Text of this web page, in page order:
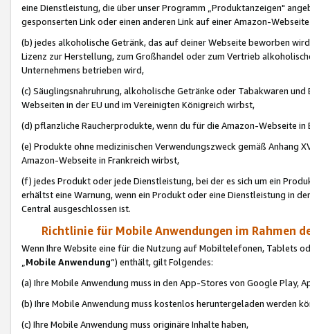
eine Dienstleistung, die über unser Programm „Produktanzeigen"
gesponserten Link oder einen anderen Link auf einer Amazon-
(b) jedes alkoholische Getränk, das auf deiner Webseite beworben
Lizenz zur Herstellung, zum Großhandel oder zum Vertrieb
Unternehmens betrieben wird,
(c) Säuglingsnahruhrung, alkoholische Getränke oder Tabakwaren
Webseiten in der EU und im Vereinigten Königreich wirbst,
(d) pflanzliche Raucherprodukte, wenn du für die Amazon-Webseite in
(e) Produkte ohne medizinischen Verwendungszweck gemäß Anhang
Amazon-Webseite in Frankreich wirbst,
(f) jedes Produkt oder jede Dienstleistung, bei der es sich um ein
erhältst eine Warnung, wenn ein Produkt oder eine Dienstleistung in
Central ausgeschlossen ist.
Richtlinie für Mobile Anwendungen im Rahmen
Wenn Ihre Website eine für die Nutzung auf Mobiltelefonen, Tablets
„Mobile Anwendung“) enthält, gilt Folgendes:
(a) Ihre Mobile Anwendung muss in den App-Stores von Google Play,
(b) Ihre Mobile Anwendung muss kostenlos heruntergeladen werden
(c) Ihre Mobile Anwendung muss originäre Inhalte haben,